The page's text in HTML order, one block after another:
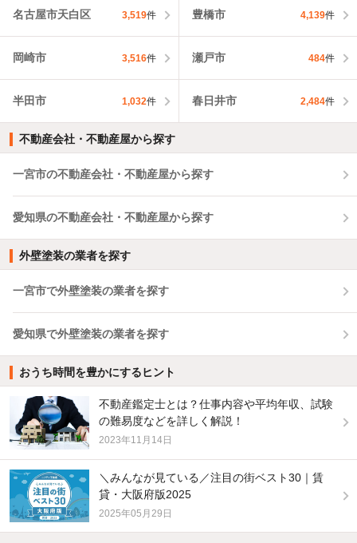
名古屋市天白区 3,519件 豊橋市 4,139件
岡崎市 3,516件 瀬戸市 484件
半田市 1,032件 春日井市 2,484件
不動産会社・不動産屋から探す
一宮市の不動産会社・不動産屋から探す
愛知県の不動産会社・不動産屋から探す
外壁塗装の業者を探す
一宮市で外壁塗装の業者を探す
愛知県で外壁塗装の業者を探す
おうち時間を豊かにするヒント
不動産鑑定士とは？仕事内容や平均年収、試験
の難易度などを詳しく解説！
2023年11月14日
＼みんなが見ている／注目の街ベスト30｜賃
貸・大阪府版2025
2025年05月29日